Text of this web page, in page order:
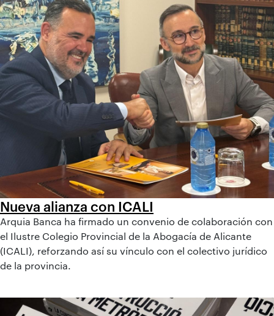
Nueva alianza con ICALI
Arquia Banca ha firmado un convenio de colaboración con
el Ilustre Colegio Provincial de la Abogacía de Alicante
(ICALI), reforzando así su vínculo con el colectivo jurídico
de la provincia.